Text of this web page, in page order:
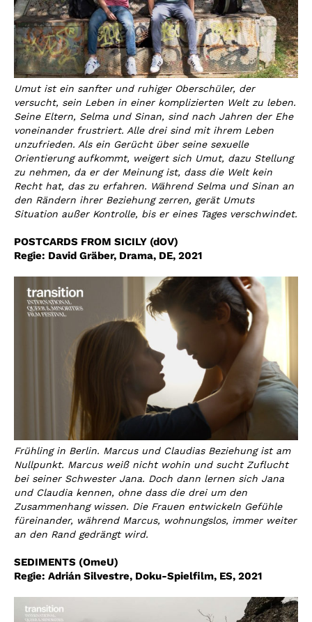
Umut ist ein sanfter und ruhiger Oberschüler, der
versucht, sein Leben in einer komplizierten Welt zu leben.
Seine Eltern, Selma und Sinan, sind nach Jahren der Ehe
voneinander frustriert. Alle drei sind mit ihrem Leben
unzufrieden. Als ein Gerücht über seine sexuelle
Orientierung aufkommt, weigert sich Umut, dazu Stellung
zu nehmen, da er der Meinung ist, dass die Welt kein
Recht hat, das zu erfahren. Während Selma und Sinan an
den Rändern ihrer Beziehung zerren, gerät Umuts
Situation außer Kontrolle, bis er eines Tages verschwindet.
POSTCARDS FROM SICILY (dOV)
Regie: David Gräber, Drama, DE, 2021
Frühling in Berlin. Marcus und Claudias Beziehung ist am
Nullpunkt. Marcus weiß nicht wohin und sucht Zuflucht
bei seiner Schwester Jana. Doch dann lernen sich Jana
und Claudia kennen, ohne dass die drei um den
Zusammenhang wissen. Die Frauen entwickeln Gefühle
füreinander, während Marcus, wohnungslos, immer weiter
an den Rand gedrängt wird.
SEDIMENTS (OmeU)
Regie: Adrián Silvestre, Doku-Spielfilm, ES, 2021